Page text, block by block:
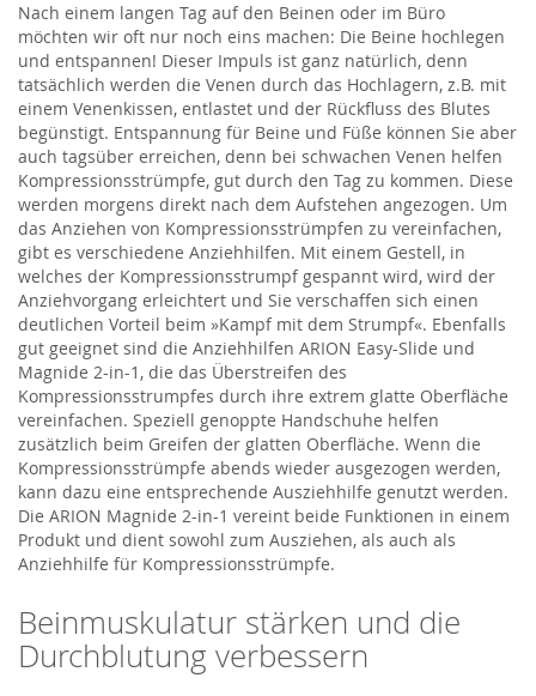
Nach einem langen Tag auf den Beinen oder im Büro
möchten wir oft nur noch eins machen: Die Beine hochlegen
und entspannen! Dieser Impuls ist ganz natürlich, denn
tatsächlich werden die Venen durch das Hochlagern, z.B. mit
einem Venenkissen, entlastet und der Rückfluss des Blutes
begünstigt. Entspannung für Beine und Füße können Sie aber
auch tagsüber erreichen, denn bei schwachen Venen helfen
Kompressionsstrümpfe, gut durch den Tag zu kommen. Diese
werden morgens direkt nach dem Aufstehen angezogen. Um
das Anziehen von Kompressionsstrümpfen zu vereinfachen,
gibt es verschiedene Anziehhilfen. Mit einem Gestell, in
welches der Kompressionsstrumpf gespannt wird, wird der
Anziehvorgang erleichtert und Sie verschaffen sich einen
deutlichen Vorteil beim »Kampf mit dem Strumpf«. Ebenfalls
gut geeignet sind die Anziehhilfen ARION Easy-Slide und
Magnide 2-in-1, die das Überstreifen des
Kompressionsstrumpfes durch ihre extrem glatte Oberfläche
vereinfachen. Speziell genoppte Handschuhe helfen
zusätzlich beim Greifen der glatten Oberfläche. Wenn die
Kompressionsstrümpfe abends wieder ausgezogen werden,
kann dazu eine entsprechende Ausziehhilfe genutzt werden.
Die ARION Magnide 2-in-1 vereint beide Funktionen in einem
Produkt und dient sowohl zum Ausziehen, als auch als
Anziehhilfe für Kompressionsstrümpfe.
Beinmuskulatur stärken und die
Durchblutung verbessern